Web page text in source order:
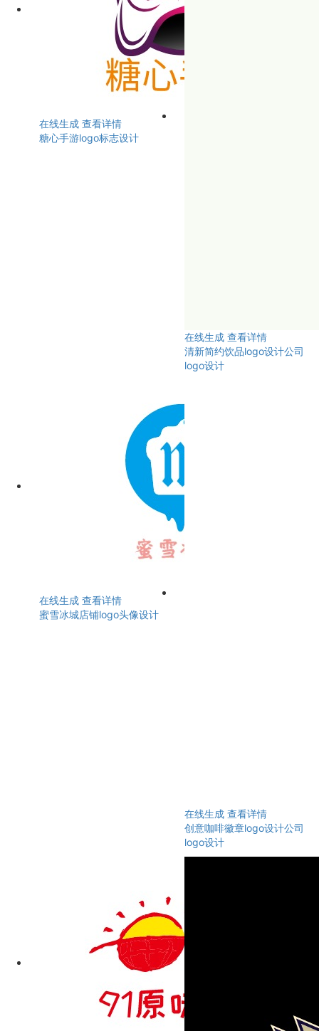
在线生成 查看详情
糖心手游logo标志设计
在线生成 查看详情
清新简约饮品logo设计公司
logo设计
在线生成 查看详情
蜜雪冰城店铺logo头像设计
在线生成 查看详情
创意咖啡徽章logo设计公司
logo设计